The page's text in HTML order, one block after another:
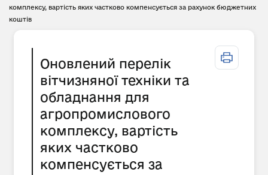
комплексу, вартість яких частково компенсується за рахунок бюджетних
коштів
Оновлений перелік
вітчизняної техніки та
обладнання для
агропромислового
комплексу, вартість
яких частково
компенсується за